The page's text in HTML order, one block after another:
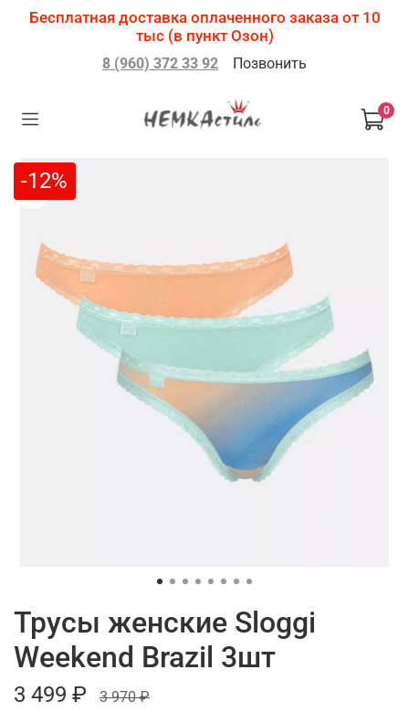
Бесплатная доставка оплаченного заказа от 10
тыс (в пункт Озон)
8 (960) 372 33 92 Позвонить
0
-12%
Трусы женские Sloggi
Weekend Brazil 3шт
3 499 ₽ 3 970 ₽